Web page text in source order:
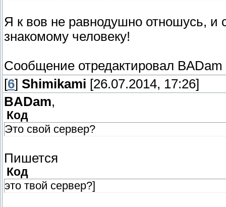
Я к вов не равнодушно отношусь, и
знакомому человеку!
Сообщение отредактировал BADam
[6] Shimikami [26.07.2014, 17:26]
BADam,
Код
Это свой сервер?
Пишется
Код
это твой сервер?]